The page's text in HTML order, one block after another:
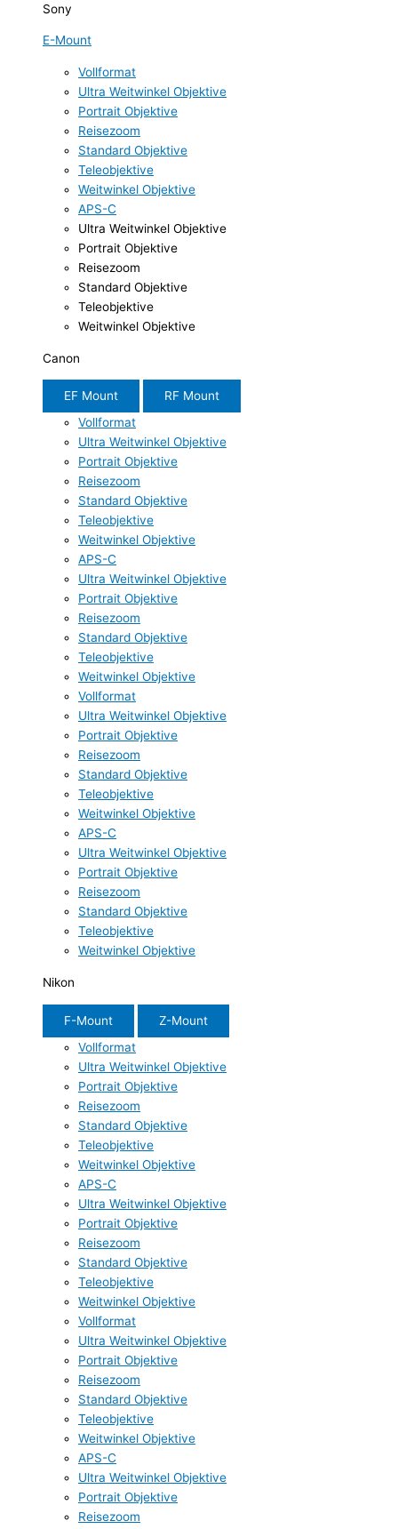
Sony
E-Mount
Vollformat
Ultra Weitwinkel Objektive
Portrait Objektive
Reisezoom
Standard Objektive
Teleobjektive
Weitwinkel Objektive
APS-C
Ultra Weitwinkel Objektive
Portrait Objektive
Reisezoom
Standard Objektive
Teleobjektive
Weitwinkel Objektive
Canon
EF Mount
RF Mount
Vollformat
Ultra Weitwinkel Objektive
Portrait Objektive
Reisezoom
Standard Objektive
Teleobjektive
Weitwinkel Objektive
APS-C
Ultra Weitwinkel Objektive
Portrait Objektive
Reisezoom
Standard Objektive
Teleobjektive
Weitwinkel Objektive
Vollformat
Ultra Weitwinkel Objektive
Portrait Objektive
Reisezoom
Standard Objektive
Teleobjektive
Weitwinkel Objektive
APS-C
Ultra Weitwinkel Objektive
Portrait Objektive
Reisezoom
Standard Objektive
Teleobjektive
Weitwinkel Objektive
Nikon
F-Mount
Z-Mount
Vollformat
Ultra Weitwinkel Objektive
Portrait Objektive
Reisezoom
Standard Objektive
Teleobjektive
Weitwinkel Objektive
APS-C
Ultra Weitwinkel Objektive
Portrait Objektive
Reisezoom
Standard Objektive
Teleobjektive
Weitwinkel Objektive
Vollformat
Ultra Weitwinkel Objektive
Portrait Objektive
Reisezoom
Standard Objektive
Teleobjektive
Weitwinkel Objektive
APS-C
Ultra Weitwinkel Objektive
Portrait Objektive
Reisezoom